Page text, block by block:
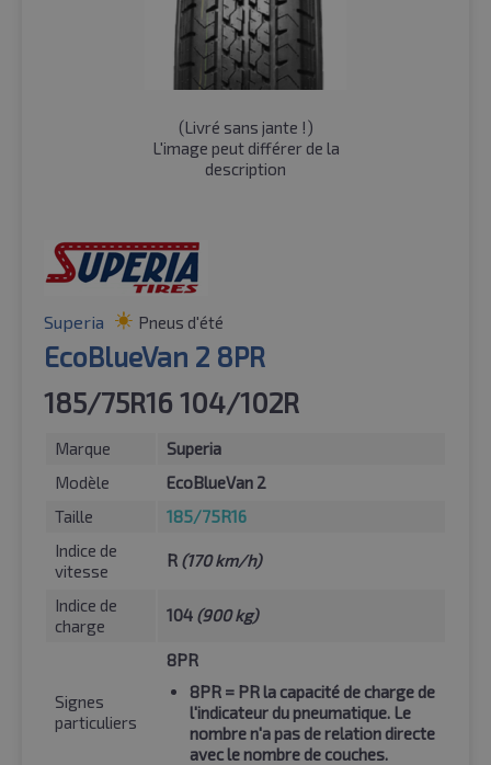
(Livré sans jante !)
L'image peut différer de la
description
Superia Pneus d'été
EcoBlueVan 2 8PR
185/75R16 104/102R
Marque
Superia
Modèle
EcoBlueVan 2
Taille
185/75R16
Indice de
vitesse
R (170 km/h)
Indice de
charge
104 (900 kg)
Signes
particuliers
8PR
8PR = PR la capacité de charge de
l'indicateur du pneumatique. Le
nombre n'a pas de relation directe
avec le nombre de couches.